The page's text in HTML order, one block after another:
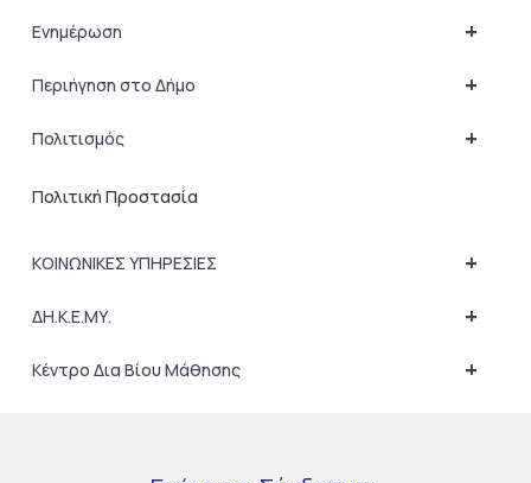
+
Ενημέρωση
+
Περιήγηση στο Δήμο
+
Πολιτισμός
Πολιτική Προστασία
+
ΚΟΙΝΩΝΙΚΕΣ ΥΠΗΡΕΣΙΕΣ
+
ΔΗ.Κ.Ε.ΜΥ.
+
Κέντρο Δια Βίου Μάθησης